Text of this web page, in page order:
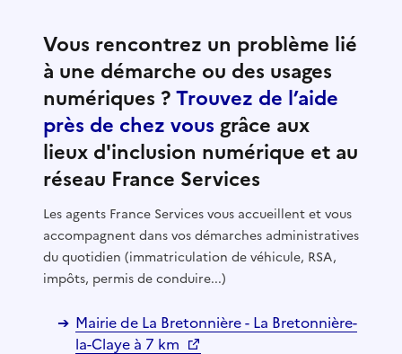
Vous rencontrez un problème lié
à une démarche ou des usages
numériques ?Trouvez de l’aide
près de chez vous grâce aux
lieux d'inclusion numérique et au
réseau France Services
Les agents France Services vous accueillent et vous
accompagnent dans vos démarches administratives
du quotidien (immatriculation de véhicule, RSA,
impôts, permis de conduire...)
Mairie de La Bretonnière - La Bretonnière-
la-Claye à 7 km